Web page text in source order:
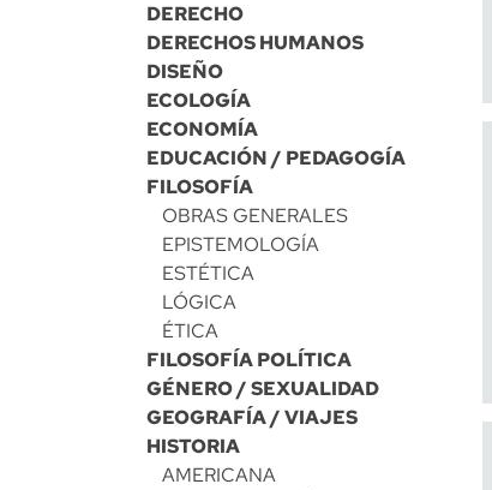
DERECHO
DERECHOS HUMANOS
DISEÑO
ECOLOGÍA
ECONOMÍA
EDUCACIÓN / PEDAGOGÍA
FILOSOFÍA
OBRAS GENERALES
EPISTEMOLOGÍA
ESTÉTICA
LÓGICA
ÉTICA
FILOSOFÍA POLÍTICA
GÉNERO / SEXUALIDAD
GEOGRAFÍA / VIAJES
HISTORIA
AMERICANA